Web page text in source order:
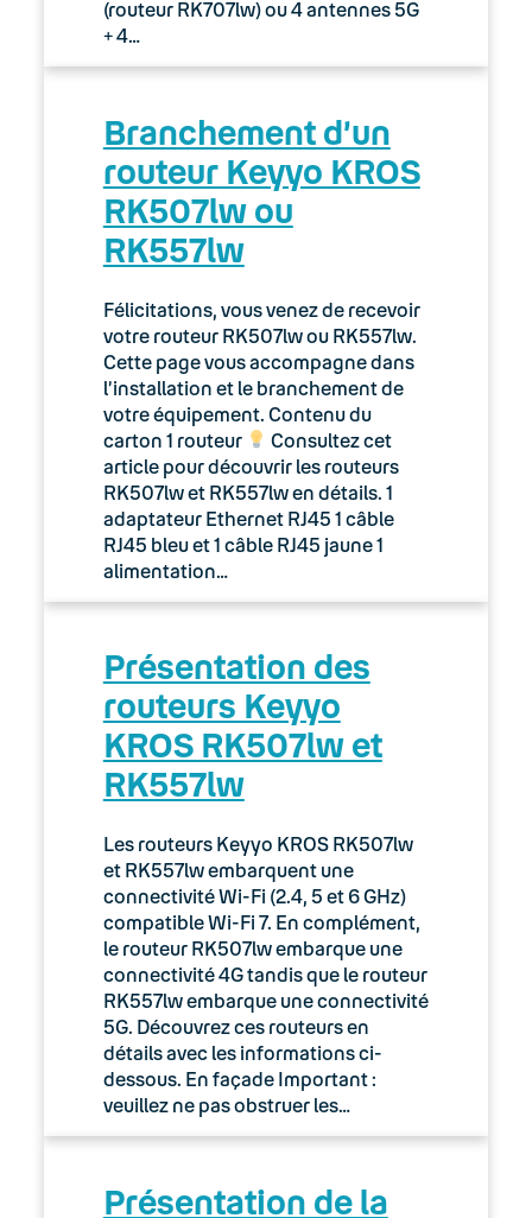
(routeur RK707lw) ou 4 antennes 5G
+ 4…
Branchement d’un
routeur Keyyo KROS
RK507lw ou
RK557lw
Félicitations, vous venez de recevoir
votre routeur RK507lw ou RK557lw.
Cette page vous accompagne dans
l’installation et le branchement de
votre équipement. Contenu du
carton 1 routeur
Consultez cet
article pour découvrir les routeurs
RK507lw et RK557lw en détails. 1
adaptateur Ethernet RJ45 1 câble
RJ45 bleu et 1 câble RJ45 jaune 1
alimentation…
Présentation des
routeurs Keyyo
KROS RK507lw et
RK557lw
Les routeurs Keyyo KROS RK507lw
et RK557lw embarquent une
connectivité Wi-Fi (2.4, 5 et 6 GHz)
compatible Wi-Fi 7. En complément,
le routeur RK507lw embarque une
connectivité 4G tandis que le routeur
RK557lw embarque une connectivité
5G. Découvrez ces routeurs en
détails avec les informations ci-
dessous. En façade Important :
veuillez ne pas obstruer les…
Présentation de la